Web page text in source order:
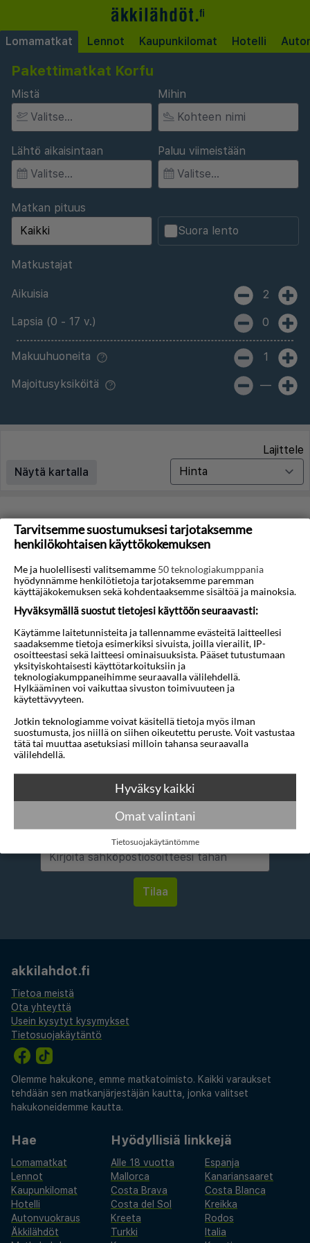
Lomamatkat Lennot Kaupunkilomat Hotelli
Pakettimatkat Korfu
Mistä Mihin
Lähtö aikaisintaan Paluu viimeistään
Matkan pituus
Suora lento
Matkustajat
Aikuisia 2
Lapsia (0 - 17 v.) 0
Makuuhuoneita 1
Majoitusyksiköitä —
Näytä kartalla
Lajittele
Matkoja ei löytynyt
Voit saada lisää tuloksia poistamalla alla olevat
Mihin 1 sijainti
Mistä 1 sijainti
Alin tähtiluokitus 3 tähteä
Haluatko saada houkuttelevia
tarjouksia, matkavinkkejä ja uutisia
sähköpostitse?
akkilahdot.fi
Tietoa meistä
Ota yhteyttä
Usein kysytyt kysymykset
Tietosuojakäytäntö
Olemme hakukone, emme matkatoimisto. Kaikki varaukset
tehdään sen matkanjärjestäjän kautta, jonka valitset
hakukoneidemme kautta.
Hae
Lomamatkat
Lennot
Kaupunkilomat
Hotelli
Autonvuokraus
Äkkilähdöt
Hyödyllisiä linkkejä
Alle 18 vuotta
Espanja
Mallorca
Kanariansaaret
Costa Brava
Costa Blanca
Costa del Sol
Kreikka
Kreeta
Rodos
Turkki
Italia
Tarvitsemme suostumuksesi tarjotaksemme
henkilökohtaisen käyttökokemuksen
Me ja huolellisesti valitsemamme 50 teknologiakumppania
hyödynnämme henkilötietoja tarjotaksemme paremman
käyttäjäkokemuksen sekä kohdentaaksemme sisältöä ja mainoksia.
Hyväksymällä suostut tietojesi käyttöön seuraavasti:
Käytämme laitetunnisteita ja tallennamme evästeitä laitteellesi
saadaksemme tietoja esimerkiksi sivuista, joilla vierailit, IP-
osoitteestasi sekä laitteesi ominaisuuksista. Pääset tutustumaan
yksityiskohtaisesti käyttötarkoituksiin ja
teknologiakumppaneihimme seuraavalla välilehdellä.
Hylkääminen voi vaikuttaa sivuston toimivuuteen ja
käytettävyyteen.
Jotkin teknologiamme voivat käsitellä tietoja myös ilman
suostumusta, jos niillä on siihen oikeutettu peruste. Voit vastustaa
tätä tai muuttaa asetuksiasi milloin tahansa seuraavalla
välilehdellä.
Hyväksy kaikki
Omat valintani
Tietosuojakäytäntömme